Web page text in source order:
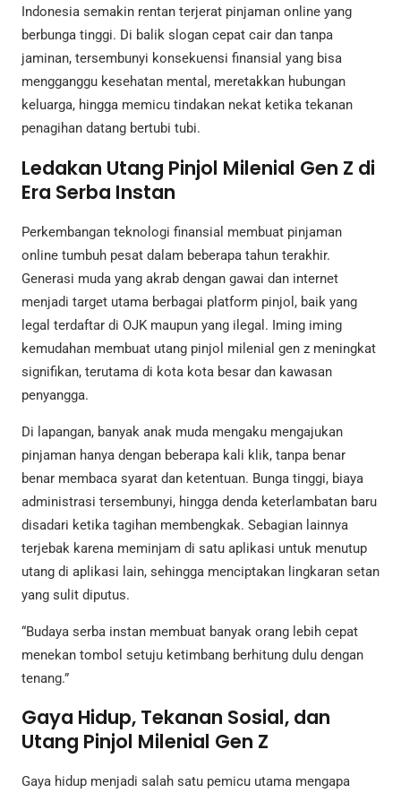
Indonesia semakin rentan terjerat pinjaman online yang
berbunga tinggi. Di balik slogan cepat cair dan tanpa
jaminan, tersembunyi konsekuensi finansial yang bisa
mengganggu kesehatan mental, meretakkan hubungan
keluarga, hingga memicu tindakan nekat ketika tekanan
penagihan datang bertubi tubi.
Ledakan Utang Pinjol Milenial Gen Z di
Era Serba Instan
Perkembangan teknologi finansial membuat pinjaman
online tumbuh pesat dalam beberapa tahun terakhir.
Generasi muda yang akrab dengan gawai dan internet
menjadi target utama berbagai platform pinjol, baik yang
legal terdaftar di OJK maupun yang ilegal. Iming iming
kemudahan membuat utang pinjol milenial gen z meningkat
signifikan, terutama di kota kota besar dan kawasan
penyangga.
Di lapangan, banyak anak muda mengaku mengajukan
pinjaman hanya dengan beberapa kali klik, tanpa benar
benar membaca syarat dan ketentuan. Bunga tinggi, biaya
administrasi tersembunyi, hingga denda keterlambatan baru
disadari ketika tagihan membengkak. Sebagian lainnya
terjebak karena meminjam di satu aplikasi untuk menutup
utang di aplikasi lain, sehingga menciptakan lingkaran setan
yang sulit diputus.
“Budaya serba instan membuat banyak orang lebih cepat
menekan tombol setuju ketimbang berhitung dulu dengan
tenang.”
Gaya Hidup, Tekanan Sosial, dan
Utang Pinjol Milenial Gen Z
Gaya hidup menjadi salah satu pemicu utama mengapa